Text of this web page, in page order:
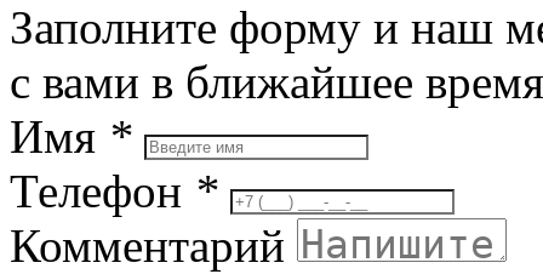
Заполните форму и наш
с вами в ближайшее время
Имя *
Телефон *
Комментарий